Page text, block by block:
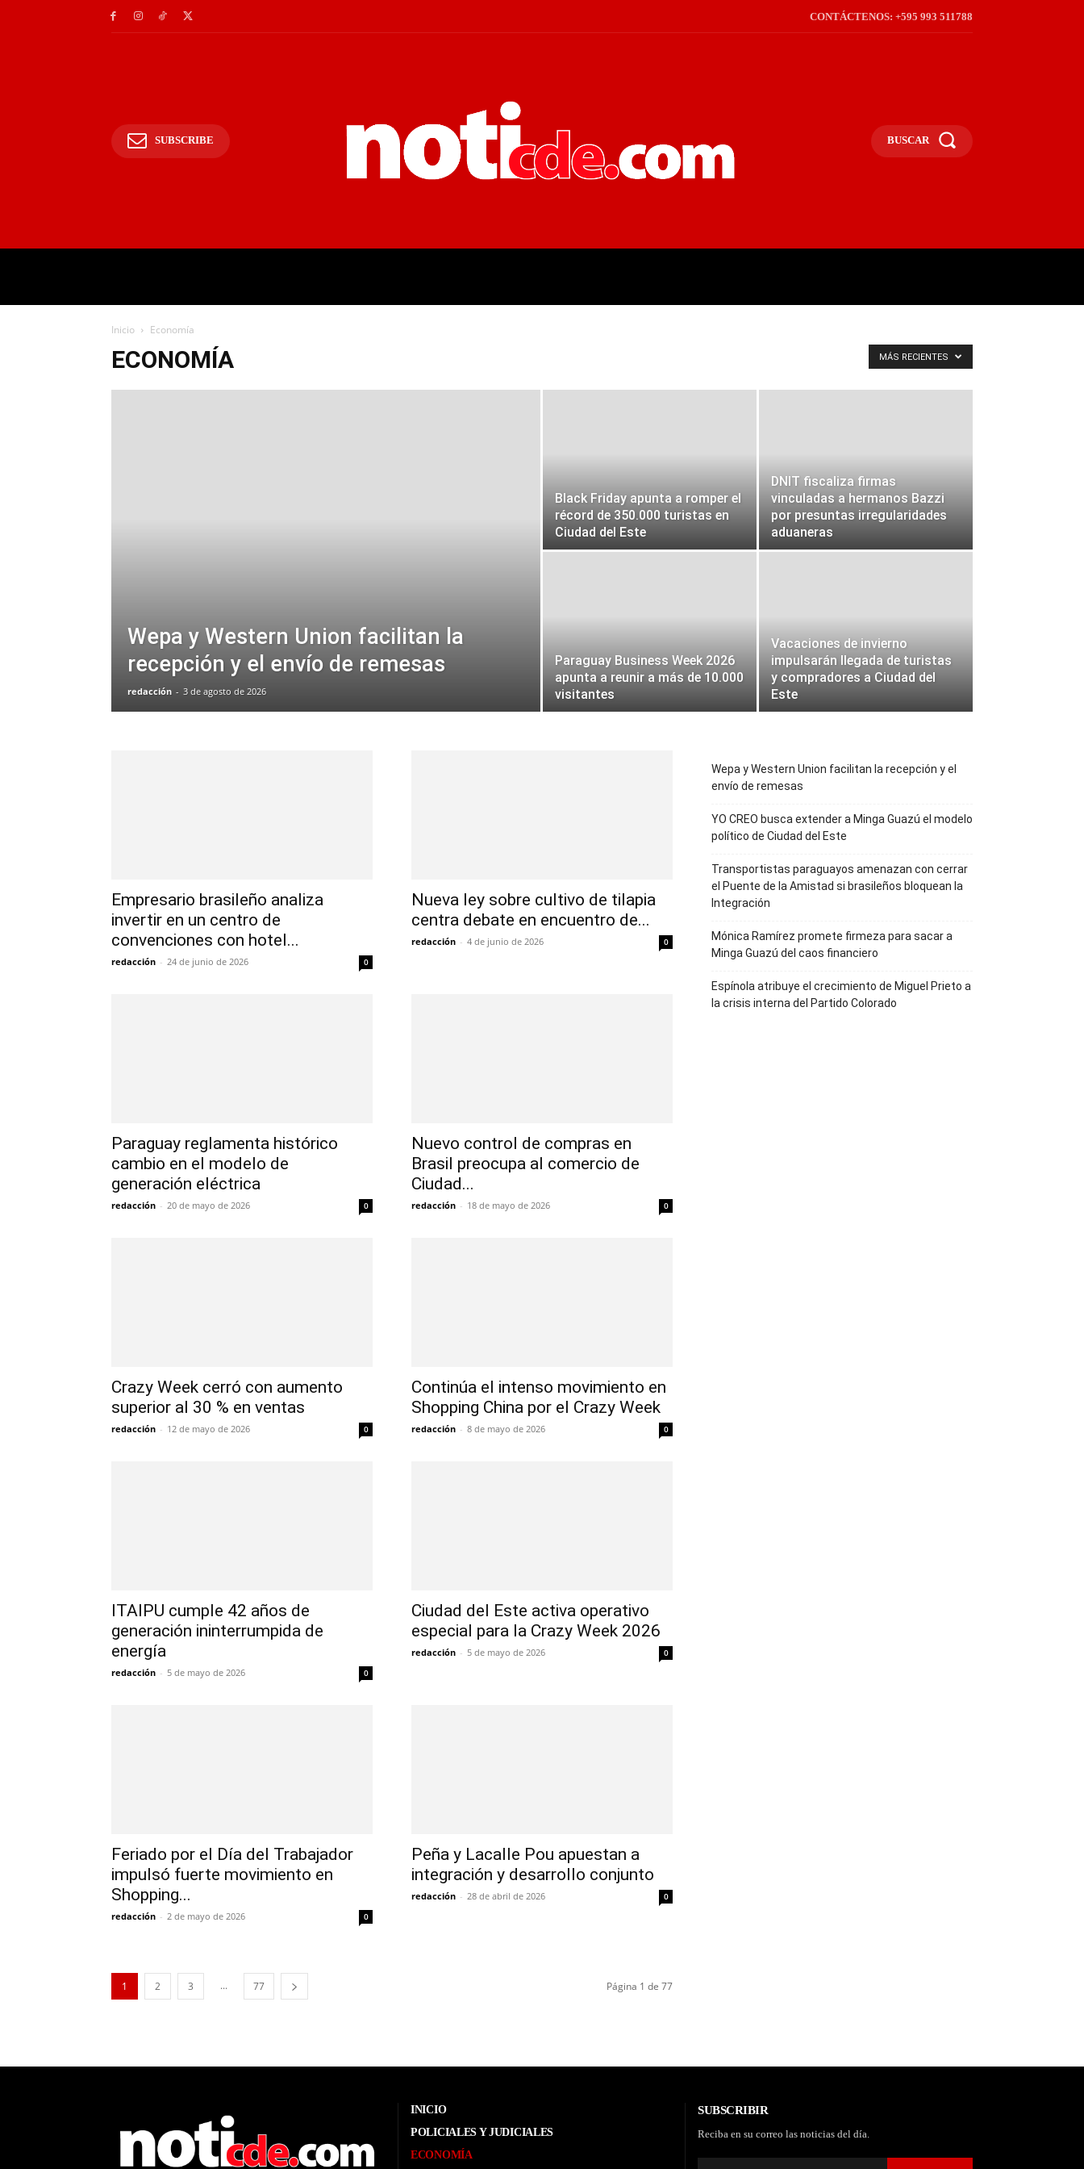
CONTÁCTENOS: +595 993 511788
SUBSCRIBE BUSCAR
Inicio Economía
ECONOMÍA MÁS RECIENTES
Wepa y Western Union facilitan la
recepción y el envío de remesas
redacción - 3 de agosto de 2026
Black Friday apunta a romper el
récord de 350.000 turistas en
Ciudad del Este
DNIT fiscaliza firmas
vinculadas a hermanos Bazzi
por presuntas irregularidades
aduaneras
Paraguay Business Week 2026
apunta a reunir a más de 10.000
visitantes
Vacaciones de invierno
impulsarán llegada de turistas
y compradores a Ciudad del
Este
Empresario brasileño analiza
invertir en un centro de
convenciones con hotel...
redacción - 24 de junio de 2026 0
Nueva ley sobre cultivo de tilapia
centra debate en encuentro de...
redacción - 4 de junio de 2026 0
Paraguay reglamenta histórico
cambio en el modelo de
generación eléctrica
redacción - 20 de mayo de 2026 0
Nuevo control de compras en
Brasil preocupa al comercio de
Ciudad...
redacción - 18 de mayo de 2026 0
Crazy Week cerró con aumento
superior al 30 % en ventas
redacción - 12 de mayo de 2026 0
Continúa el intenso movimiento en
Shopping China por el Crazy Week
redacción - 8 de mayo de 2026 0
ITAIPU cumple 42 años de
generación ininterrumpida de
energía
redacción - 5 de mayo de 2026 0
Ciudad del Este activa operativo
especial para la Crazy Week 2026
redacción - 5 de mayo de 2026 0
Feriado por el Día del Trabajador
impulsó fuerte movimiento en
Shopping...
redacción - 2 de mayo de 2026 0
Peña y Lacalle Pou apuestan a
integración y desarrollo conjunto
redacción - 28 de abril de 2026 0
1 2 3 ... 77 Página 1 de 77
Wepa y Western Union facilitan la recepción y el
envío de remesas
YO CREO busca extender a Minga Guazú el modelo
político de Ciudad del Este
Transportistas paraguayos amenazan con cerrar
el Puente de la Amistad si brasileños bloquean la
Integración
Mónica Ramírez promete firmeza para sacar a
Minga Guazú del caos financiero
Espínola atribuye el crecimiento de Miguel Prieto a
la crisis interna del Partido Colorado
INICIO
POLICIALES Y JUDICIALES
ECONOMÍA
SUBSCRIBIR
Reciba en su correo las noticias del día.